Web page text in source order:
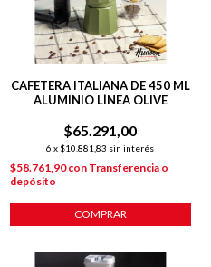
CAFETERA ITALIANA DE 450 ML
ALUMINIO LÍNEA OLIVE
$65.291,00
6 x $10.881,83 sin interés
$58.761,90con Transferencia o
depósito
COMPRAR